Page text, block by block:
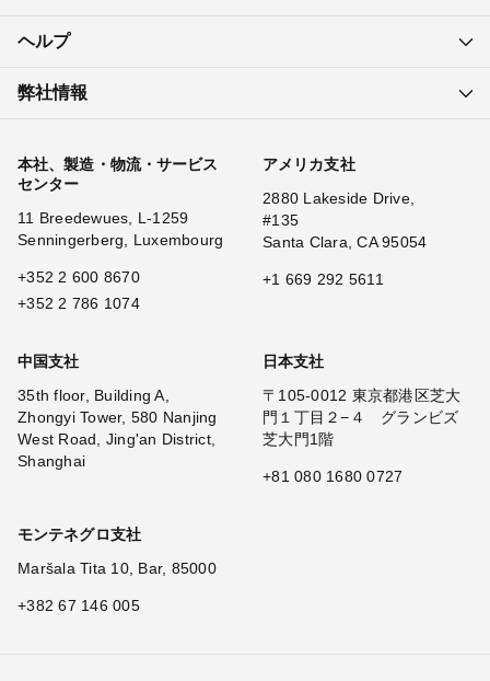
ヘルプ
弊社情報
本社、製造・物流・サービス
センター
11 Breedewues, L-1259
Senningerberg, Luxembourg
+352 2 600 8670
+352 2 786 1074
アメリカ支社
2880 Lakeside Drive,
#135
Santa Clara, CA 95054
+1 669 292 5611
中国支社
35th floor, Building A,
Zhongyi Tower, 580 Nanjing
West Road, Jing'an District,
Shanghai
日本支社
〒105-0012 東京都港区芝大
門１丁目２−４ グランビズ
芝大門1階
+81 080 1680 0727
モンテネグロ支社
Maršala Tita 10, Bar, 85000
+382 67 146 005